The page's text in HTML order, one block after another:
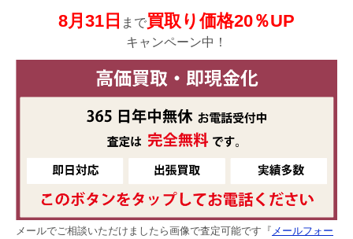
8月31日 まで買取り価格20％UP
キャンペーン中！
メールでご相談いただけましたら画像で査定可能です『 メールフォー